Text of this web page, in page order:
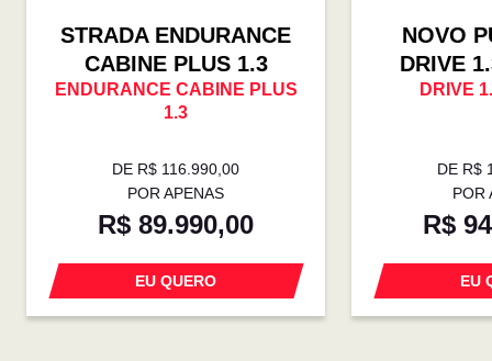
STRADA ENDURANCE
CABINE PLUS 1.3
ENDURANCE CABINE PLUS
1.3
DE R$ 116.990,00
POR APENAS
R$ 89.990,00
EU QUERO
NOVO
DRIVE
DRIVE
DE R$
POR
R$
EU